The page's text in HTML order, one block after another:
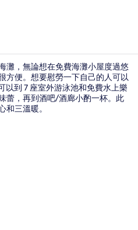
灘，無論想在免費海灘小屋度過悠
方便。想要慰勞一下自己的人可以
以到 7 座室外游泳池和免費水上樂
蕾，再到酒吧/酒廊小酌一杯。此
和三溫暖。